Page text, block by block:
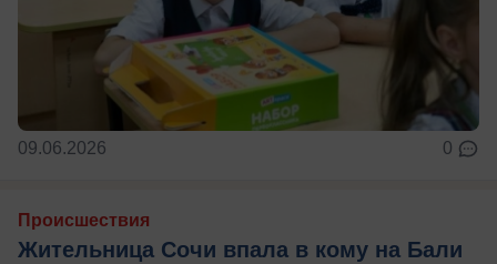
09.06.2026 0
Происшествия
Жительница Сочи впала в кому на Бали